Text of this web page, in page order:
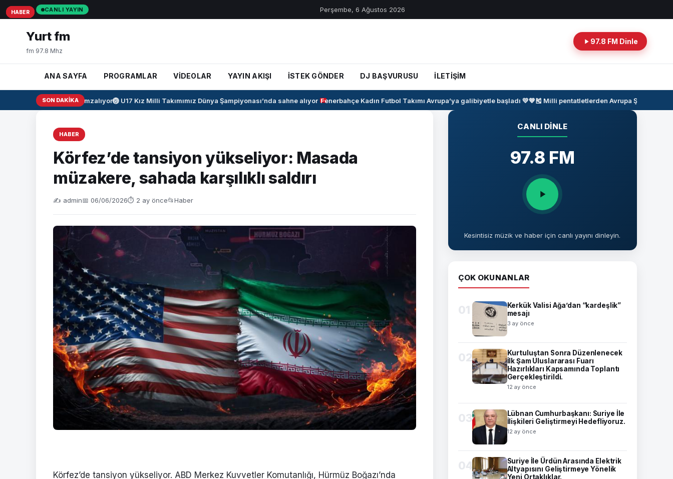
CANLI YAYIN Perşembe, 6 Ağustos 2026
Yurt fm
fm 97.8 Mhz
97.8 FM Dinle
ANA SAYFA PROGRAMLAR VİDEOLAR YAYIN AKIŞI İSTEK GÖNDER DJ BAŞVURUSU İLETİŞİM
SON DAKIKA
Salah resmen imzalıyor🏐U17 Kız Milli Takımımız Dünya Şampiyonası’nda sahne alıyorFenerbahçe Kadın Futbol Takımı Avrupa’ya galibiyetle başladı 💛💙🎽Milli pentatletlerden Avrupa
HABER
Körfez’de tansiyon yükseliyor: Masada
müzakere, sahada karşılıklı saldırı
✍️ admin📅 06/06/2026⏱ 2 ay önce📂Haber
Körfez’de tansiyon yükseliyor. ABD Merkez Kuvvetler Komutanlığı, Hürmüz Boğazı’nda
HABER
HABER
HABER
CANLI DINLE
97.8 FM
Kesintisiz müzik ve haber için canlı yayını dinleyin.
ÇOK OKUNANLAR
01
Kerkük Valisi Ağa’dan “kardeşlik”
mesajı
3 ay önce
02
Kurtuluştan Sonra Düzenlenecek
İlk Şam Uluslararası Fuarı
Hazırlıkları Kapsamında Toplantı
Gerçekleştirildi.
12 ay önce
03
Lübnan Cumhurbaşkanı: Suriye İle
İlişkileri Geliştirmeyi Hedefliyoruz.
12 ay önce
04
Suriye İle Ürdün Arasında Elektrik
Altyapısını Geliştirmeye Yönelik
Yeni Ortaklıklar.